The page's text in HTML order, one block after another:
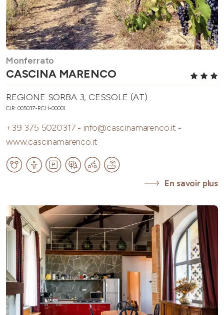
Monferrato
CASCINA MARENCO
REGIONE SORBA 3, CESSOLE (AT)
CIR: 005037-RCH-00001
+39 375 5020317 - info@cascinamarenco.it -
www.cascinamarenco.it
En savoir plus